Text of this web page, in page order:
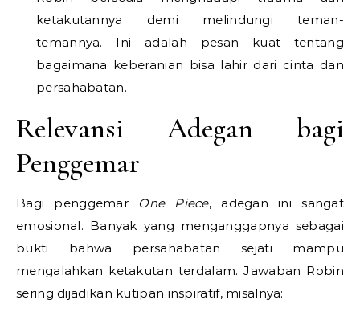
ketakutannya demi melindungi teman-
temannya. Ini adalah pesan kuat tentang
bagaimana keberanian bisa lahir dari cinta dan
persahabatan.
Relevansi Adegan bagi
Penggemar
Bagi penggemar One Piece, adegan ini sangat
emosional. Banyak yang menganggapnya sebagai
bukti bahwa persahabatan sejati mampu
mengalahkan ketakutan terdalam. Jawaban Robin
sering dijadikan kutipan inspiratif, misalnya: